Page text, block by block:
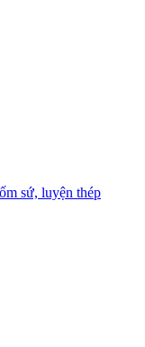
sứ, luyện thép